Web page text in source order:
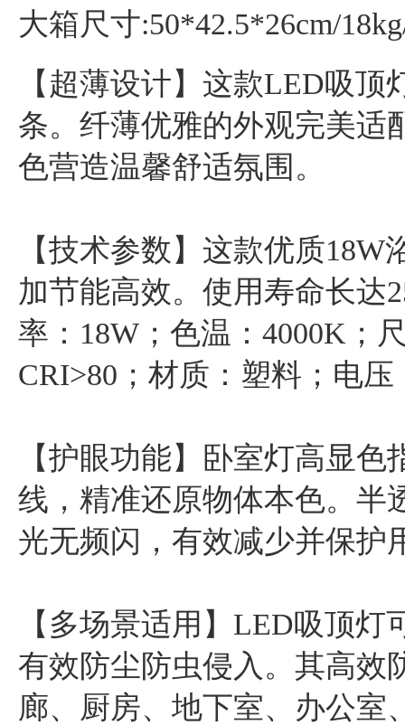
大箱尺寸:50*42.5*26cm/
【超薄设计】这款LED吸
条。纤薄优雅的外观完美适
色营造温馨舒适氛围。
【技术参数】这款优质
加节能高效。使用寿命长达
率：18W；色温：4000K；
CRI>80；材质：塑料；电压
【护眼功能】卧室灯高显
线，精准还原物体本色。半
光无频闪，有效减少并保护
【多场景适用】LED吸顶
有效防尘防虫侵入。其高效
廊、厨房、地下室、办公室